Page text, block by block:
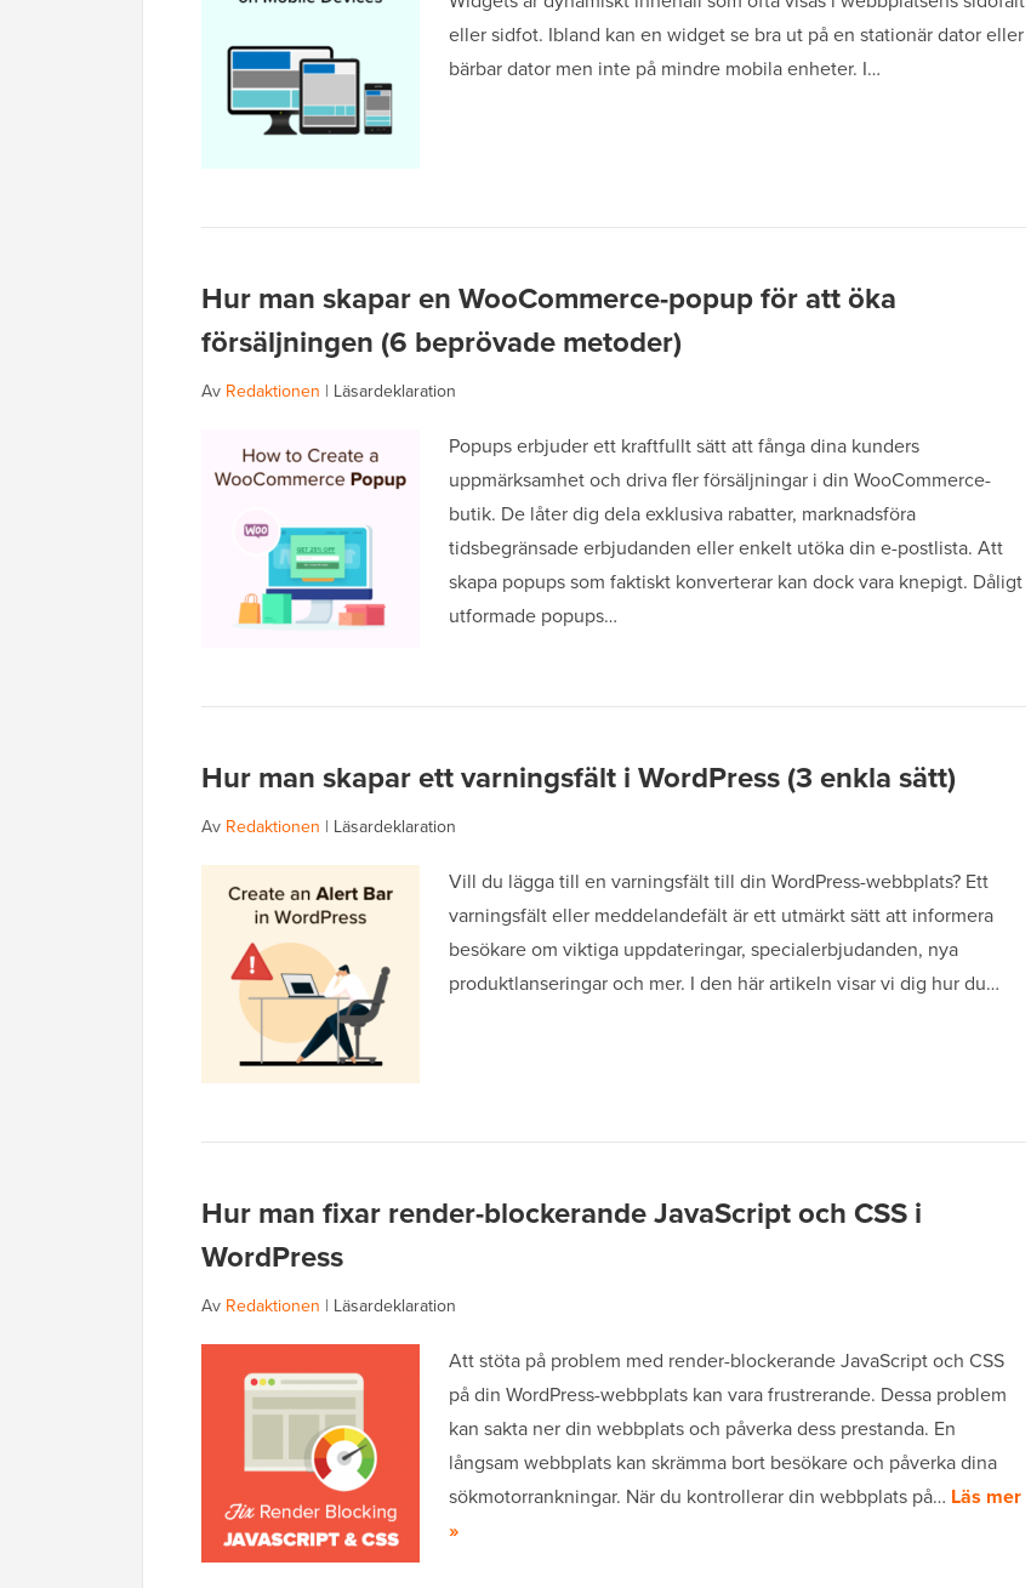
eller sidfot. Ibland kan en widget se bra ut på en stationär dator eller
bärbar dator men inte på mindre mobila enheter. I…
Hur man skapar en WooCommerce-popup för att öka
försäljningen (6 beprövade metoder)
Av Redaktionen | Läsardeklaration
Popups erbjuder ett kraftfullt sätt att fånga dina kunders
uppmärksamhet och driva fler försäljningar i din WooCommerce-
butik. De låter dig dela exklusiva rabatter, marknadsföra
tidsbegränsade erbjudanden eller enkelt utöka din e-postlista. Att
skapa popups som faktiskt konverterar kan dock vara knepigt. Dåligt
utformade popups…
Hur man skapar ett varningsfält i WordPress (3 enkla sätt)
Av Redaktionen | Läsardeklaration
Vill du lägga till en varningsfält till din WordPress-webbplats? Ett
varningsfält eller meddelandefält är ett utmärkt sätt att informera
besökare om viktiga uppdateringar, specialerbjudanden, nya
produktlanseringar och mer. I den här artikeln visar vi dig hur du…
Hur man fixar render-blockerande JavaScript och CSS i
WordPress
Av Redaktionen | Läsardeklaration
Att stöta på problem med render-blockerande JavaScript och CSS
på din WordPress-webbplats kan vara frustrerande. Dessa problem
kan sakta ner din webbplats och påverka dess prestanda. En
långsam webbplats kan skrämma bort besökare och påverka dina
sökmotorrankningar. När du kontrollerar din webbplats på… Läs mer
»